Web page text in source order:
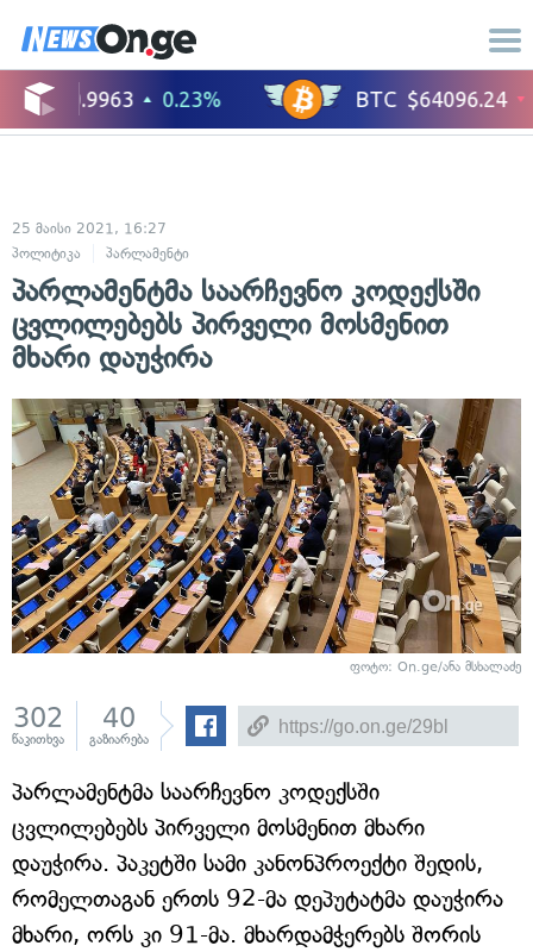
25 მაისი 2021, 16:27
პოლიტიკა
პარლამენტი
პარლამენტმა საარჩევნო კოდექსში
ცვლილებებს პირველი მოსმენით
მხარი დაუჭირა
ფოტო: On.ge/ანა მსხალაძე
302
წაკითხვა
40
გაზიარება
პარლამენტმა საარჩევნო კოდექსში
ცვლილებებს პირველი მოსმენით მხარი
დაუჭირა. პაკეტში სამი კანონპროექტი შედის,
რომელთაგან ერთს 92-მა დეპუტატმა დაუჭირა
მხარი, ორს კი 91-მა. მხარდამჭერებს შორის